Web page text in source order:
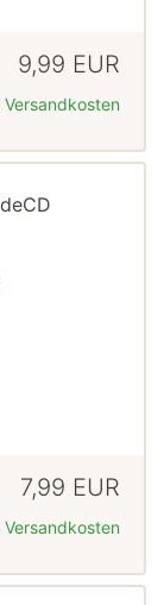
9,99 EUR
Versandkosten
7,99 EUR
Versandkosten